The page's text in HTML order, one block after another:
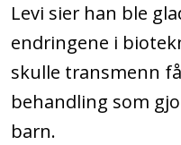
Levi sier han ble
endringene i
skulle transmenn
behandling som
barn.